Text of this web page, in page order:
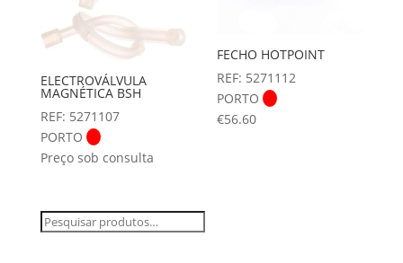
ELECTROVÁLVULA
MAGNÉTICA BSH
REF: 5271107
PORTO
Preço sob consulta
FECHO HOTPOINT
REF: 5271112
PORTO
€56.60